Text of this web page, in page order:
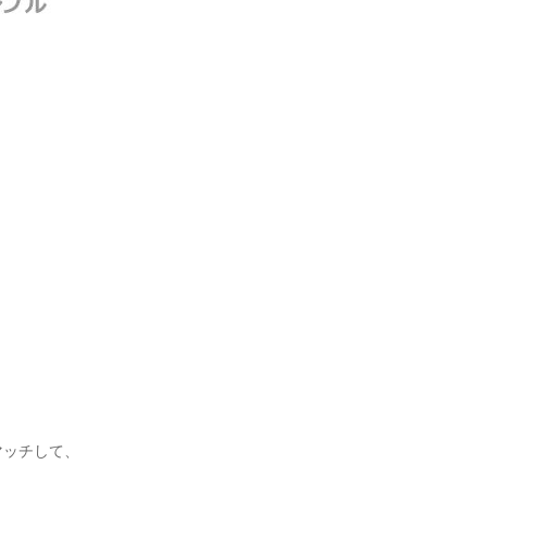
チして、